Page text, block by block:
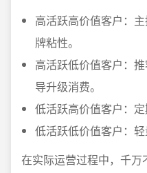
高活跃高价值客户：
牌粘性。
高活跃低价值客户：
导升级消费。
低活跃高价值客户：定
低活跃低价值客户：轻
在实际运营过程中，千